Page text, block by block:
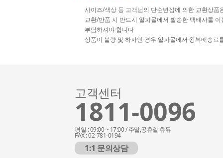
사이즈/색상 등 고객님의 단순변심에 의한 교환상
교환/반품 시 반드시 알파몰에서 발송한 택배사를
부담하셔야 합니다
상품이 불량 및 하자인 경우 알파몰에서 왕복배송료
고객센터
1811-0096
평일 : 09:00 ~ 17:00 / 주말,공휴일 휴뮤
FAX : 02-781-0194
1:1 문의상담